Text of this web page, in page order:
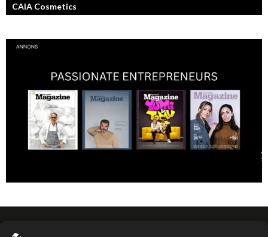
CAIA Cosmetics
Skönhet är bra självkänsla och ett vackert leende enligt grundarna av